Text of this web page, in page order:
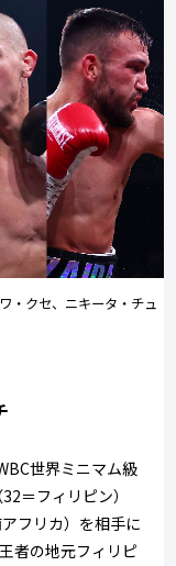
・クセ、ニキータ・チュ
世界ミニマム級
＝フィリピン）
フリカ）を相手に
者の地元フィリピ